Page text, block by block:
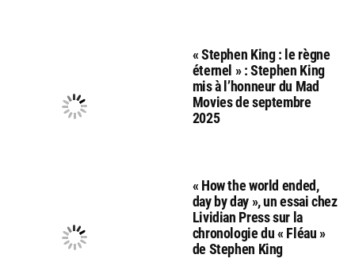
« Stephen King : le règne
éternel » : Stephen King
mis à l’honneur du Mad
Movies de septembre
2025
« How the world ended,
day by day », un essai chez
Lividian Press sur la
chronologie du « Fléau »
de Stephen King